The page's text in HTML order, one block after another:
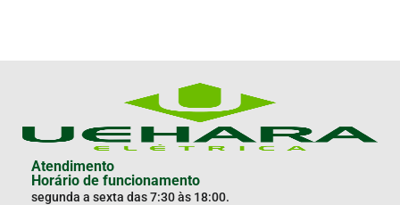
Atendimento
Horário de funcionamento
segunda a sexta das 7:30 às 18:00.